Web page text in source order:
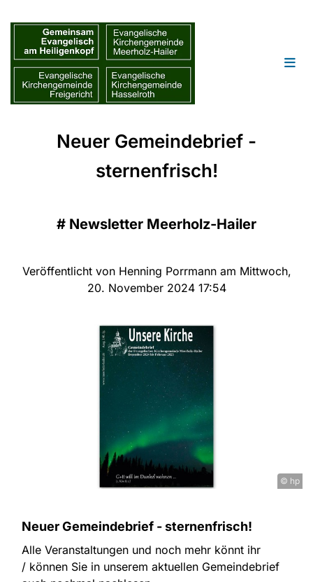
Neuer Gemeindebrief -
sternenfrisch!
# Newsletter Meerholz-Hailer
Veröffentlicht von Henning Porrmann am Mittwoch,
20. November 2024 17:54
© hp
Neuer Gemeindebrief - sternenfrisch!
Alle Veranstaltungen und noch mehr könnt ihr
/ können Sie in unserem aktuellen Gemeindebrief